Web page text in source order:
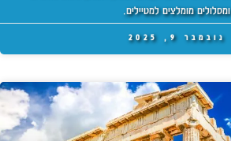
ומסלולים מומלצים למטיילים.
נובמבר 9, 2025